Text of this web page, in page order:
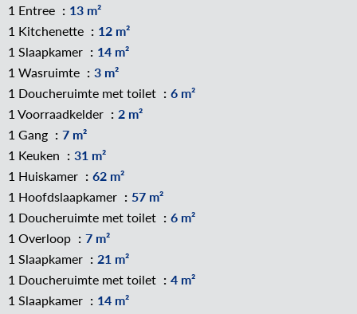
1 Entree
13 m²
1 Kitchenette
12 m²
1 Slaapkamer
14 m²
1 Wasruimte
3 m²
1 Doucheruimte met toilet
6 m²
1 Voorraadkelder
2 m²
1 Gang
7 m²
1 Keuken
31 m²
1 Huiskamer
62 m²
1 Hoofdslaapkamer
57 m²
1 Doucheruimte met toilet
6 m²
1 Overloop
7 m²
1 Slaapkamer
21 m²
1 Doucheruimte met toilet
4 m²
1 Slaapkamer
14 m²